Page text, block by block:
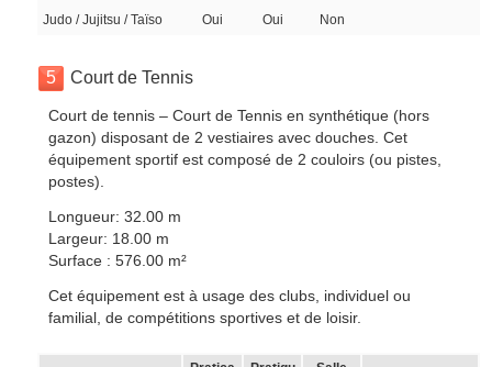
Judo / Jujitsu / Taïso
Oui Oui Non
5 Court de Tennis
Court de tennis – Court de Tennis en synthétique (hors
gazon) disposant de 2 vestiaires avec douches. Cet
équipement sportif est composé de 2 couloirs (ou pistes,
postes).
Longueur: 32.00 m
Largeur: 18.00 m
Surface : 576.00 m²
Cet équipement est à usage des clubs, individuel ou
familial, de compétitions sportives et de loisir.